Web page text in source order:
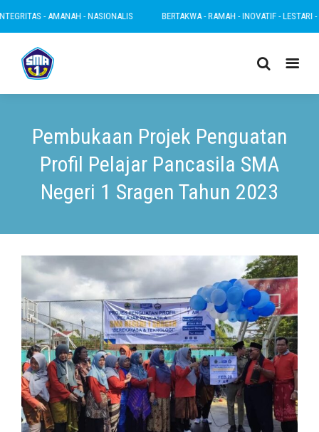
- AMANAH - NASIONALIS BERTAKWA - RAMAH - INOVATIF - LESTARI -
Pembukaan Projek Penguatan
Profil Pelajar Pancasila SMA
Negeri 1 Sragen Tahun 2023